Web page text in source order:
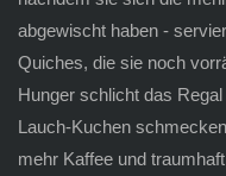
abgewischt haben -
Quiches, die sie noch
Hunger schlicht das
Lauch-Kuchen
mehr Kaffee und